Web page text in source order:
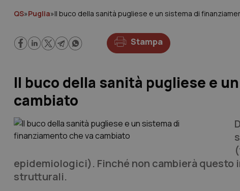
QS»Puglia»Il buco della sanità pugliese e un sistema di
Stampa
Il buco della sanità pugliese e
cambiato
epidemiologici). Finché non cambierà
strutturali.